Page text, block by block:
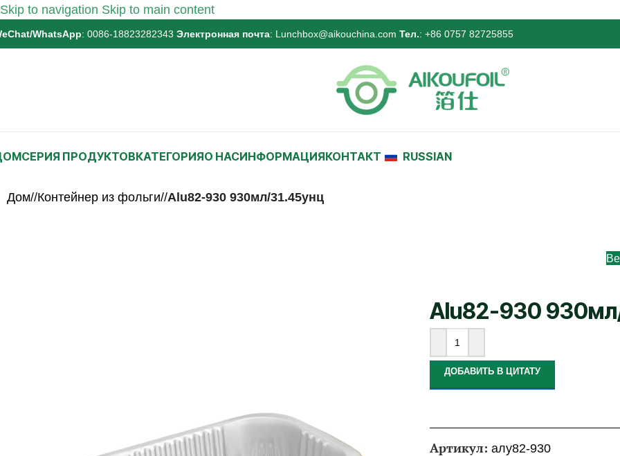
Skip to navigation Skip to main content
WhatsApp: 0086-18823282343 Электронная почта: Lunchbox@aikouchina.com Тел.: +86 0757 82725855
СЕРИЯ ПРОДУКТОВКАТЕГОРИЯО НАСИНФОРМАЦИЯКОНТАКТ RUSSIAN
Дом/ Контейнер из фольги/ Alu82-930 930мл/31.45унц
Alu82-930
ДОБАВИТЬ В ЦИТАТУ
Артикул: алу82-930